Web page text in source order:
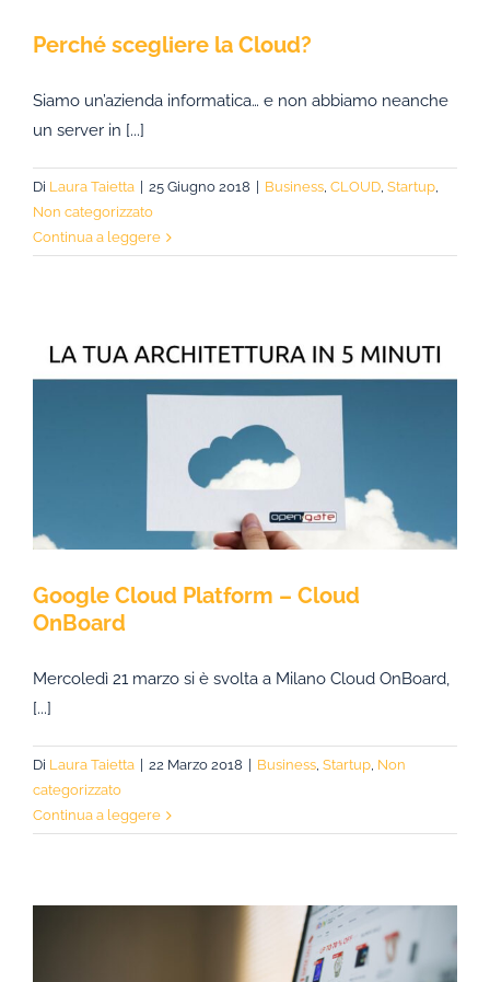
Perché scegliere la Cloud?
Siamo un’azienda informatica… e non abbiamo neanche
un server in [...]
Di Laura Taietta 25 Giugno 2018 Business, CLOUD, Startup,
Non categorizzato
Continua a leggere
Google Cloud Platform – Cloud
OnBoard
Mercoledì 21 marzo si è svolta a Milano Cloud OnBoard,
[...]
Di Laura Taietta 22 Marzo 2018 Business, Startup, Non
categorizzato
Continua a leggere